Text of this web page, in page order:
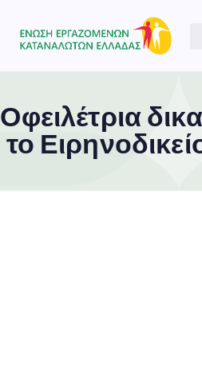
Οφειλέτρια
το